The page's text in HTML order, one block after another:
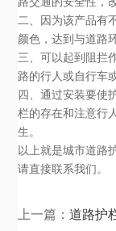
二、因为该产品有
颜色，达到与道路
三、可以起到阻拦
路的行人或自行车
四、通过安装要使
栏的存在和注意行
生。
以上就是城市道路
请直接联系我们。
上一篇：道路护